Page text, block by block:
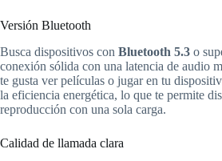
Versión Bluetooth
Busca dispositivos con Bluetooth 5.3 o
conexión sólida con una latencia de audio
te gusta ver películas o jugar en tu
la eficiencia energética, lo que te permite
reproducción con una sola carga.
Calidad de llamada clara